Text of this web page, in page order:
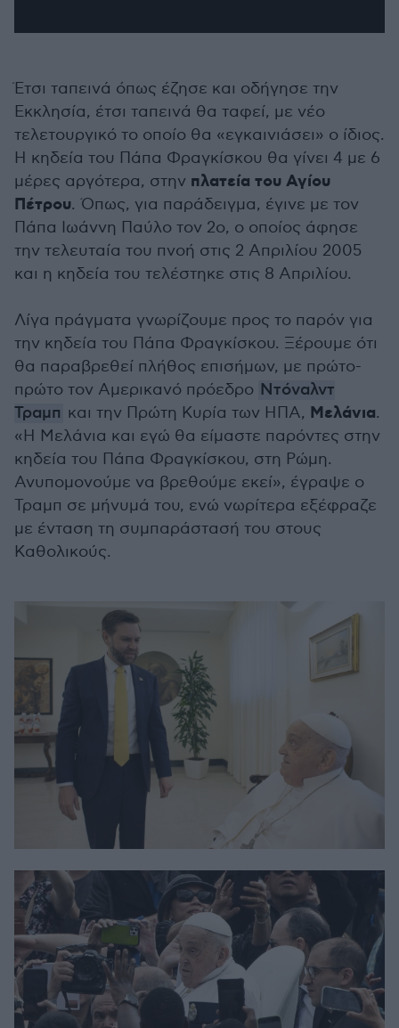
Έτσι ταπεινά όπως έζησε και οδήγησε την
Εκκλησία, έτσι ταπεινά θα ταφεί, με νέο
τελετουργικό το οποίο θα «εγκαινιάσει» ο ίδιος.
Η κηδεία του Πάπα Φραγκίσκου θα γίνει 4 με 6
μέρες αργότερα, στην πλατεία του Αγίου
Πέτρου. Όπως, για παράδειγμα, έγινε με τον
Πάπα Ιωάννη Παύλο τον 2ο, ο οποίος άφησε
την τελευταία του πνοή στις 2 Απριλίου 2005
και η κηδεία του τελέστηκε στις 8 Απριλίου.
Λίγα πράγματα γνωρίζουμε προς το παρόν για
την κηδεία του Πάπα Φραγκίσκου. Ξέρουμε ότι
θα παραβρεθεί πλήθος επισήμων, με πρώτο-
πρώτο τον Αμερικανό πρόεδρο Ντόναλντ
Τραμπ και την Πρώτη Κυρία των ΗΠΑ, Μελάνια.
«Η Μελάνια και εγώ θα είμαστε παρόντες στην
κηδεία του Πάπα Φραγκίσκου, στη Ρώμη.
Ανυπομονούμε να βρεθούμε εκεί», έγραψε ο
Τραμπ σε μήνυμά του, ενώ νωρίτερα εξέφραζε
με ένταση τη συμπαράστασή του στους
Καθολικούς.